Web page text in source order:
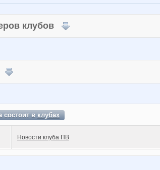
клубов
состоит вклубах
Новости клуба ПВ